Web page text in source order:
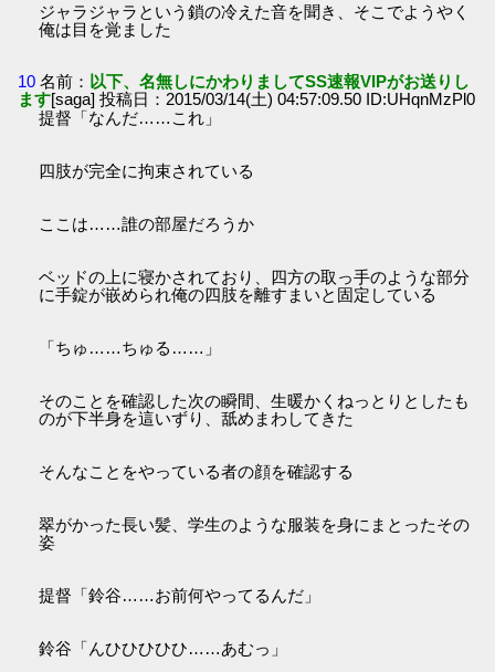
ジャラジャラという鎖の冷えた音を聞き、そこでようやく
俺は目を覚ました
10 名前： 以下、名無しにかわりましてSS速報VIPがお送りし
ます[saga] 投稿日：2015/03/14(土) 04:57:09.50 ID:UHqnMzPl0
提督「なんだ……これ」
四肢が完全に拘束されている
ここは……誰の部屋だろうか
ベッドの上に寝かされており、四方の取っ手のような部分
に手錠が嵌められ俺の四肢を離すまいと固定している
「ちゅ……ちゅる……」
そのことを確認した次の瞬間、生暖かくねっとりとしたも
のが下半身を這いずり、舐めまわしてきた
そんなことをやっている者の顔を確認する
翠がかった長い髪、学生のような服装を身にまとったその
姿
提督「鈴谷……お前何やってるんだ」
鈴谷「んひひひひひ……あむっ」